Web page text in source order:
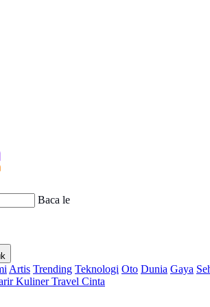
Baca lebih cepat...
Artis Trending Teknologi Oto Dunia Gaya
KulinerTravel Cinta